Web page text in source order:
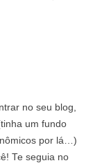
no seu blog,
um fundo
por lá…)
Te seguia no